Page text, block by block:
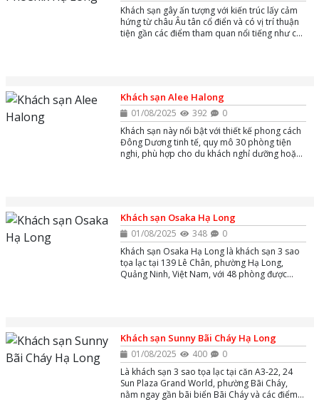
Khách sạn gây ấn tượng với kiến trúc lấy cảm
hứng từ châu Âu tân cổ điển và có vị trí thuận
tiện gần các điểm tham quan nổi tiếng như chợ
Khách sạn Alee Halong
01/08/2025 392
0
Khách sạn này nổi bật với thiết kế phong cách
Đông Dương tinh tế, quy mô 30 phòng tiện
nghi, phù hợp cho du khách nghỉ dưỡng hoặc
Khách sạn Osaka Hạ Long
01/08/2025 348
0
Khách sạn Osaka Hạ Long là khách sạn 3 sao
tọa lạc tại 139 Lê Chân, phường Hạ Long,
Quảng Ninh, Việt Nam, với 48 phòng được
Khách sạn Sunny Bãi Cháy Hạ Long
01/08/2025 400
0
Là khách sạn 3 sao tọa lạc tại căn A3-22, 24
Sun Plaza Grand World, phường Bãi Cháy,
nằm ngay gần bãi biển Bãi Cháy và các điểm